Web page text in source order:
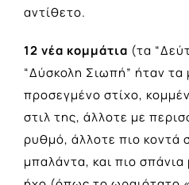
αντίθετο.
12 νέα κομμάτια (τα
“Δύσκολη Σιωπή” ήταν
προσεγμένο στίχο,
στιλ της, άλλοτε με
ρυθμό, άλλοτε πιο κοντά
μπαλάντα, και πιο